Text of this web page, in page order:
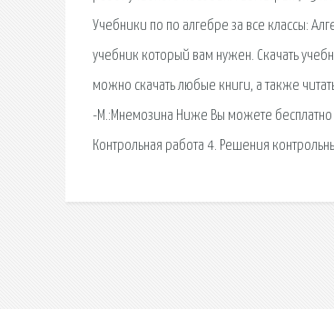
Учебники по по алгебре за все классы:
учебник который вам нужен. Скачать
можно скачать любые книги, а также
-М.:Мнемозина Ниже Вы можете бесплатно
Контрольная работа 4. Решения